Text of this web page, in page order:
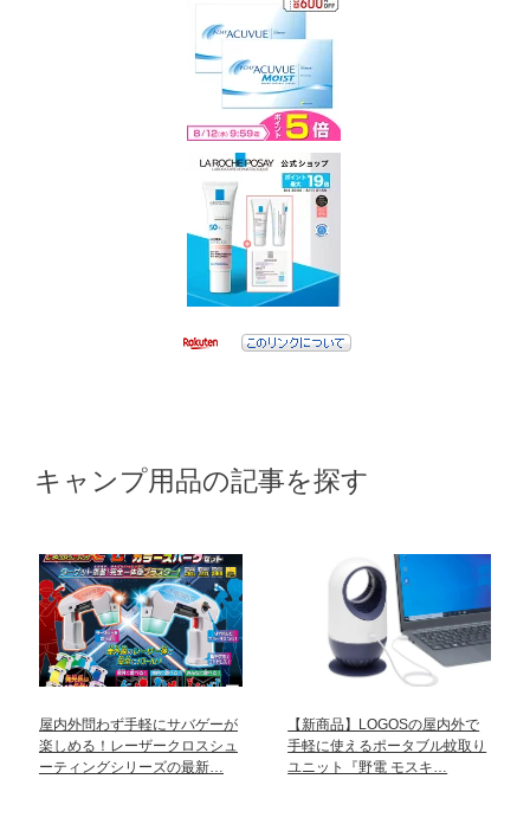
キャンプ用品の記事を探す
屋内外問わず手軽にサバゲーが
楽しめる！レーザークロスシュ
ーティングシリーズの最新…
【新商品】LOGOSの屋内外で
手軽に使えるポータブル蚊取り
ユニット『野電 モスキ…